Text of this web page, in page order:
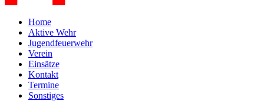
Home
Aktive Wehr
Jugendfeuerwehr
Verein
Einsätze
Kontakt
Termine
Sonstiges